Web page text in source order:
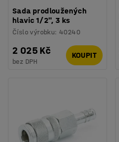
Sada prodloužených
hlavic 1/2", 3 ks
Číslo výrobku: 40240
2 025 Kč
bez DPH
KOUPIT